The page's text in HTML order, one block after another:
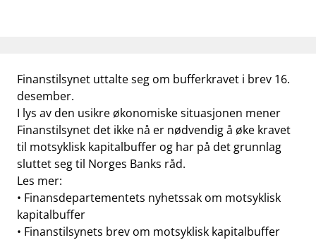
Finanstilsynet uttalte seg om bufferkravet i brev 16.
desember.
I lys av den usikre økonomiske situasjonen mener
Finanstilsynet det ikke nå er nødvendig å øke kravet
til motsyklisk kapitalbuffer og har på det grunnlag
sluttet seg til Norges Banks råd.
Les mer:
• Finansdepartementets nyhetssak om motsyklisk
kapitalbuffer
• Finanstilsynets brev om motsyklisk kapitalbuffer